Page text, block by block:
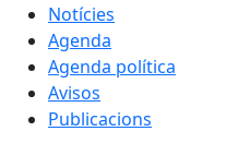
Notícies
Agenda
Agenda política
Avisos
Publicacions